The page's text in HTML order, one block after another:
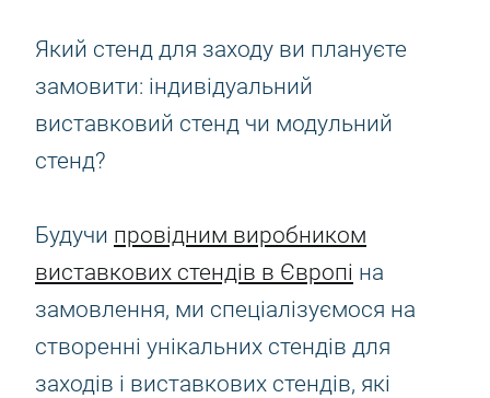
Який стенд для заходу ви плануєте
замовити: індивідуальний
виставковий стенд чи модульний
стенд?
Будучи провідним виробником
виставкових стендів в Європі на
замовлення, ми спеціалізуємося на
створенні унікальних стендів для
заходів і виставкових стендів, які